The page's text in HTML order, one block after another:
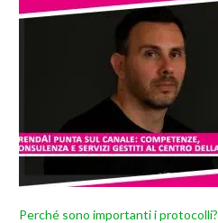
Perché sono importanti i protocolli?